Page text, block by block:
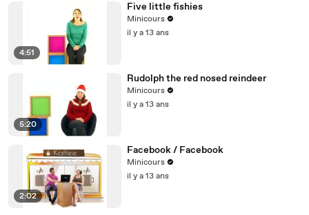
4:51
Five little fishies
Minicours
il y a 13 ans
5:20
Rudolph the red nosed reindeer
Minicours
il y a 13 ans
2:02
Facebook / Facebook
Minicours
il y a 13 ans